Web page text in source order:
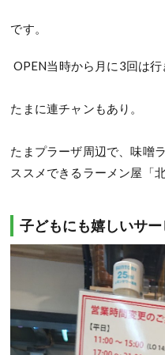
です。
OPEN当時から月に3回は行
たまに連チャンもあり。
たまプラーザ周辺で、味噌
ススメできるラーメン屋「
子どもにも嬉しいサー